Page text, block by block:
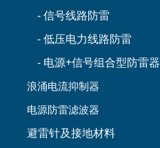
- 信号线路防雷
- 低压电力线路防雷
- 电源+信号组合型防雷器
浪涌电流抑制器
电源防雷滤波器
避雷针及接地材料